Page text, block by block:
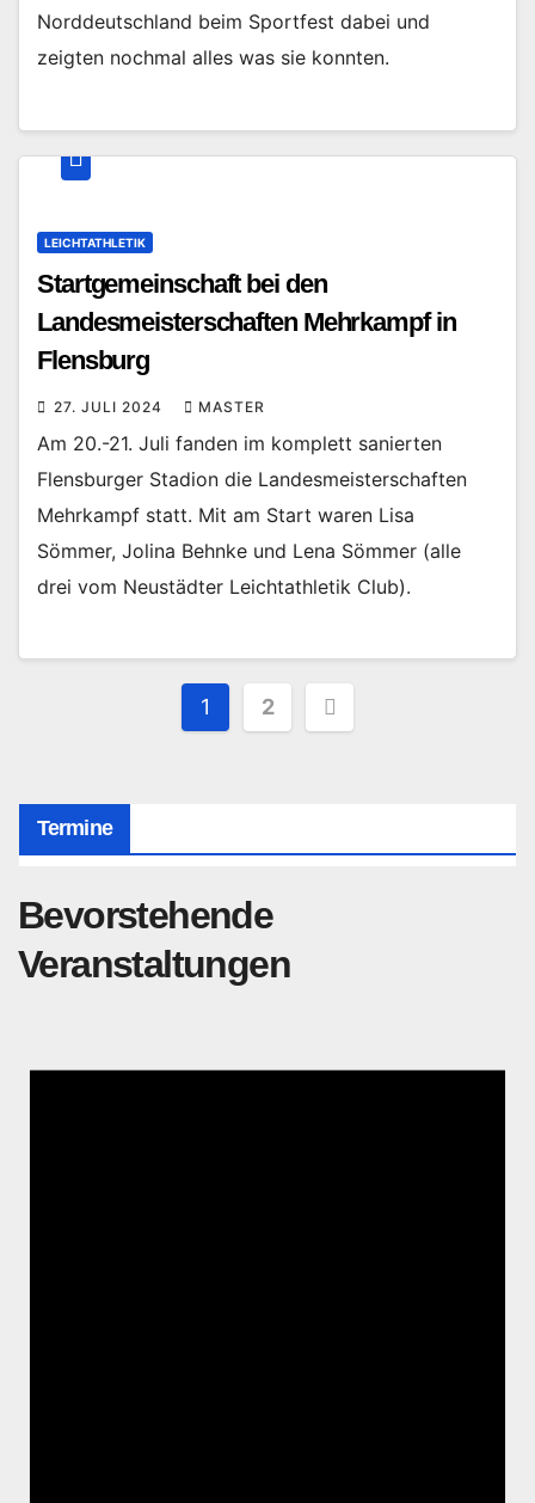
Norddeutschland beim Sportfest dabei und
zeigten nochmal alles was sie konnten.
LEICHTATHLETIK
Startgemeinschaft bei den
Landesmeisterschaften Mehrkampf in
Flensburg
27. JULI 2024 MASTER
Am 20.-21. Juli fanden im komplett sanierten
Flensburger Stadion die Landesmeisterschaften
Mehrkampf statt. Mit am Start waren Lisa
Sömmer, Jolina Behnke und Lena Sömmer (alle
drei vom Neustädter Leichtathletik Club).
Seitennummerierung
1 2
Termine
Bevorstehende
Veranstaltungen